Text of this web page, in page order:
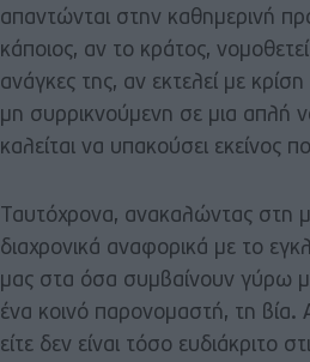
απαντώνται στην καθημερινή
κάποιος, αν το κράτος,
ανάγκες της, αν εκτελεί με
μη συρρικνούμενη σε μια απλή
καλείται να υπακούσει εκείνος
Ταυτόχρονα, ανακαλώντας στη
διαχρονικά αναφορικά με το
μας στα όσα συμβαίνουν γύρω
ένα κοινό παρονομαστή, τη βία.
είτε δεν είναι τόσο ευδιάκριτο